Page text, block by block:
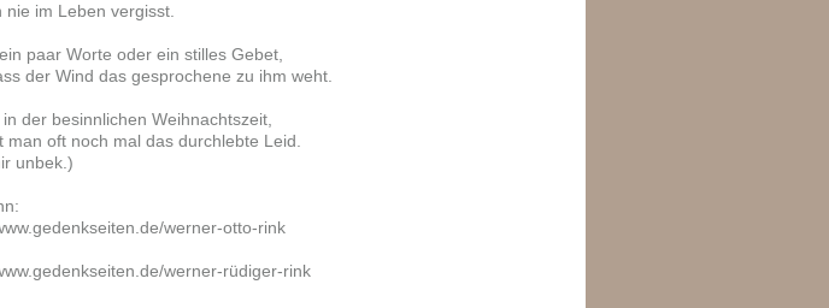
nie im Leben vergisst.
paar Worte oder ein stilles Gebet,
der Wind das gesprochene zu ihm weht.
der besinnlichen Weihnachtszeit,
man oft noch mal das durchlebte Leid.
unbek.)
werner-otto-rink
werner-rüdiger-rink